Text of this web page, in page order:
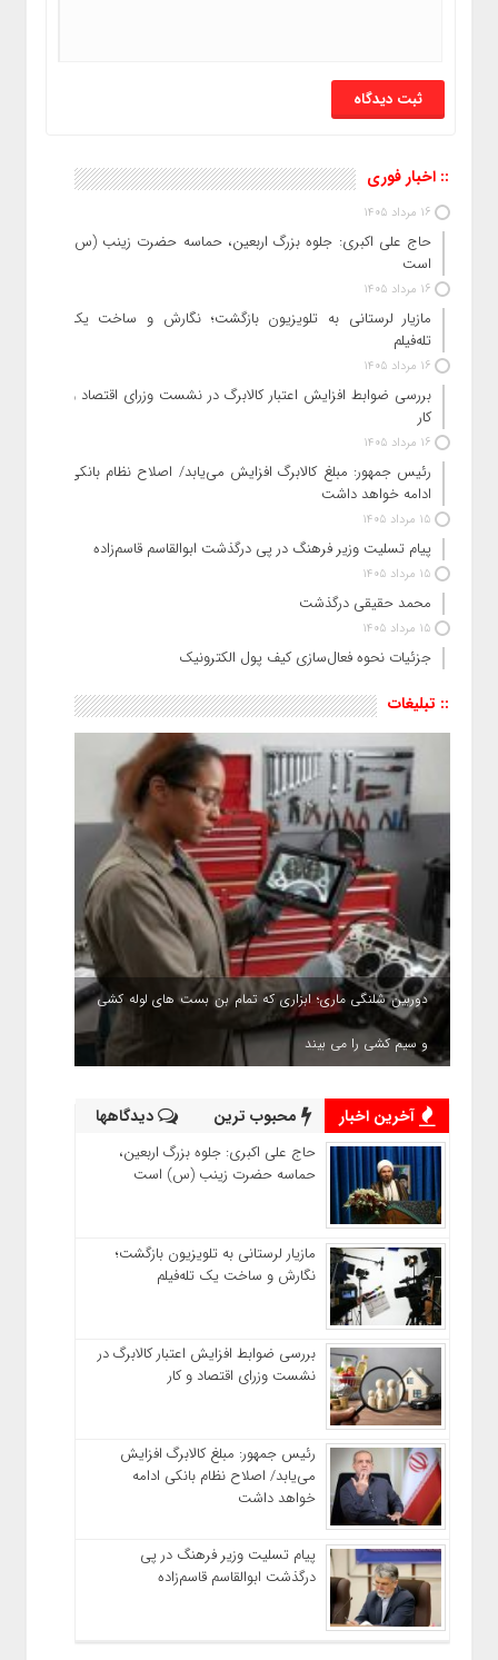
:: اخبار فوری
16 مرداد 1405
حاج‌ علی‌ اکبری: جلوه بزرگ اربعین، حماسه حضرت زینب (س)
است
16 مرداد 1405
مازیار لرستانی به تلویزیون بازگشت؛ نگارش و ساخت یک
تله‌فیلم
16 مرداد 1405
بررسی ضوابط افزایش اعتبار کالابرگ در نشست وزرای اقتصاد و
کار
16 مرداد 1405
رئیس‌ جمهور: مبلغ کالابرگ افزایش می‌یابد/ اصلاح نظام بانکی
ادامه خواهد داشت
15 مرداد 1405
پیام تسلیت وزیر فرهنگ در پی درگذشت ابوالقاسم قاسم‌زاده
15 مرداد 1405
محمد حقیقی درگذشت
15 مرداد 1405
جزئیات نحوه فعال‌سازی کیف پول الکترونیک
:: تبلیغات
دوربین شلنگی ماری؛ ابزاری که تمام بن بست های لوله کشی
و سیم کشی را می بیند
آخرین اخبار محبوب ترین دیدگاهها
حاج‌ علی‌ اکبری: جلوه بزرگ اربعین،
حماسه حضرت زینب (س) است
مازیار لرستانی به تلویزیون بازگشت؛
نگارش و ساخت یک تله‌فیلم
بررسی ضوابط افزایش اعتبار کالابرگ در
نشست وزرای اقتصاد و کار
رئیس‌ جمهور: مبلغ کالابرگ افزایش
می‌یابد/ اصلاح نظام بانکی ادامه
خواهد داشت
پیام تسلیت وزیر فرهنگ در پی
درگذشت ابوالقاسم قاسم‌زاده